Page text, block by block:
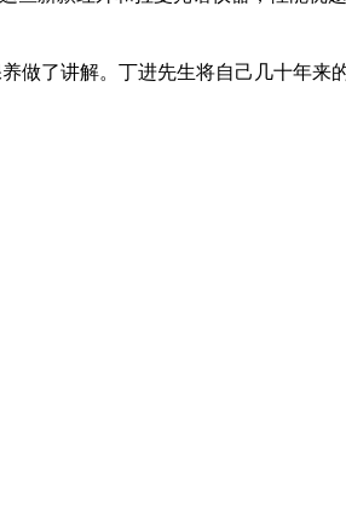
了讲解。丁进先生将自己几十年来